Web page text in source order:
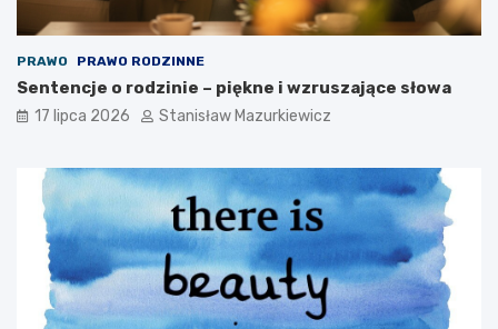
PRAWO PRAWO RODZINNE
Sentencje o rodzinie – piękne i wzruszające słowa
17 lipca 2026 Stanisław Mazurkiewicz